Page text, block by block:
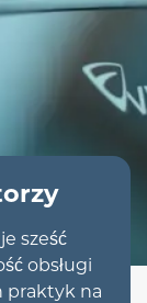
sześć
obsługi
praktyk na